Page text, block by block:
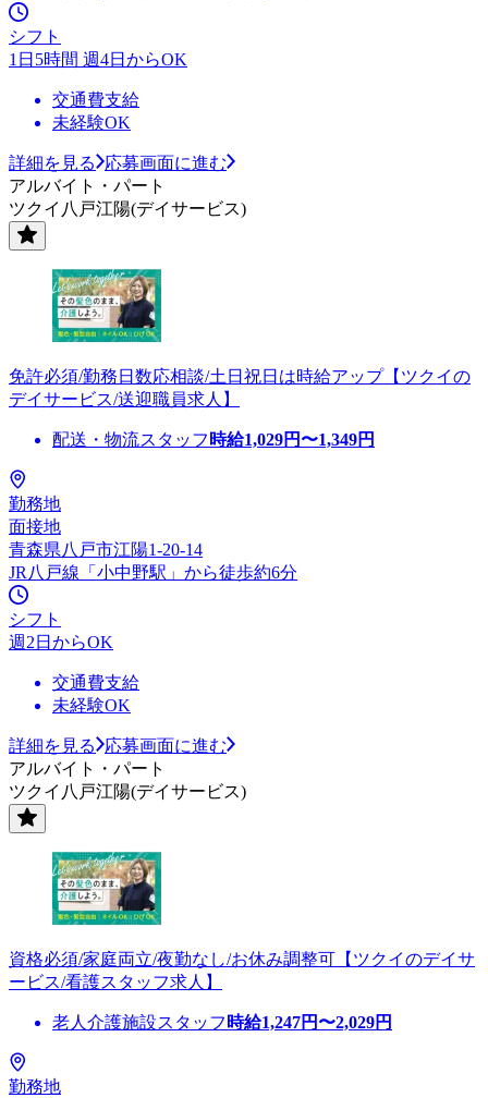
シフト
1日5時間 週4日からOK
交通費支給
未経験OK
詳細を見る
応募画面に進む
アルバイト・パート
ツクイ八戸江陽(デイサービス)
免許必須/勤務日数応相談/土日祝日は時給アップ【ツクイの
デイサービス/送迎職員求人】
配送・物流スタッフ 時給1,029円〜1,349円
勤務地
面接地
青森県八戸市江陽1-20-14
JR八戸線「小中野駅」から徒歩約6分
シフト
週2日からOK
交通費支給
未経験OK
詳細を見る
応募画面に進む
アルバイト・パート
ツクイ八戸江陽(デイサービス)
資格必須/家庭両立/夜勤なし/お休み調整可【ツクイのデイサ
ービス/看護スタッフ求人】
老人介護施設スタッフ 時給1,247円〜2,029円
勤務地